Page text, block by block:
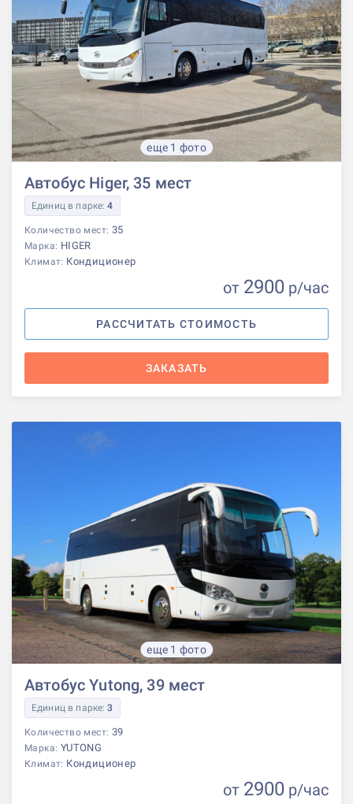
еще 1 фото
Автобус Higer, 35 мест
Единиц в парке:4
Количество мест: 35
Марка: HIGER
Климат: Кондиционер
от 2900 р/час
РАССЧИТАТЬ СТОИМОСТЬ
ЗАКАЗАТЬ
еще 1 фото
Автобус Yutong, 39 мест
Единиц в парке:3
Количество мест: 39
Марка: YUTONG
Климат: Кондиционер
от 2900 р/час